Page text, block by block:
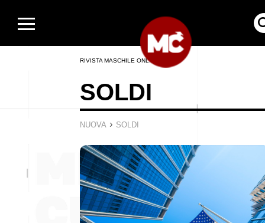
RIVISTA MASCHILE ONLINE
SOLDI
NUOVA › SOLDI